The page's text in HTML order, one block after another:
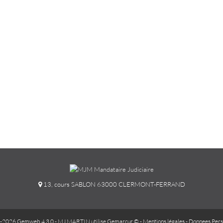
13, cours SABLON 63000 CLERMONT-FERRAND
Gemweb 4.3.0- MJ MARTIN utiliseGemarcur © - Mentions légales- Donnees